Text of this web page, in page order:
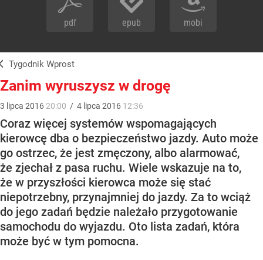
pdf epub mobi
Tygodnik Wprost
Zanim wyruszysz w drogę
3 lipca 2016 20:00 / 4 lipca 2016 12:36
Coraz więcej systemów wspomagających
kierowcę dba o bezpieczeństwo jazdy. Auto może
go ostrzec, że jest zmęczony, albo alarmować,
że zjechał z pasa ruchu. Wiele wskazuje na to,
że w przyszłości kierowca może się stać
niepotrzebny, przynajmniej do jazdy. Za to wciąż
do jego zadań będzie należało przygotowanie
samochodu do wyjazdu. Oto lista zadań, która
może być w tym pomocna.